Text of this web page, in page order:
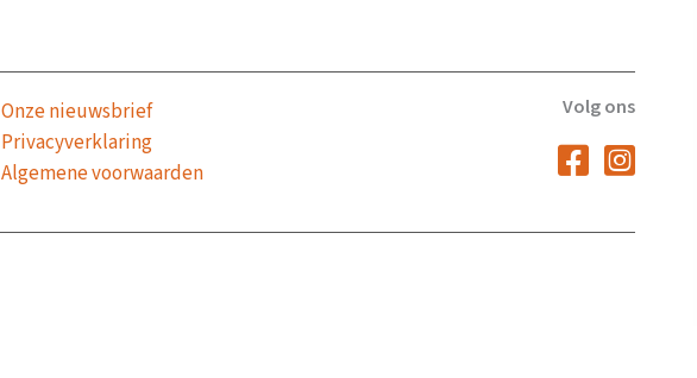
Onze nieuwsbrief
Privacyverklaring
Algemene voorwaarden
Volg ons